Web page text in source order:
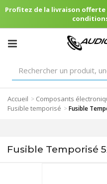
Profitez de la livraison offerte
Accueil > Composants
Fusible temporisé >Fusible
Fusible Temporisé